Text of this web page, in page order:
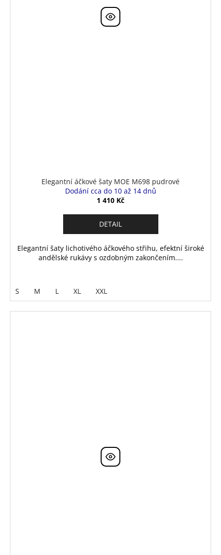
Elegantní áčkové šaty MOE M698 pudrové
Dodání cca do 10 až 14 dnů
1 410 Kč
DETAIL
Elegantní šaty lichotivého áčkového střihu, efektní široké
andělské rukávy s ozdobným zakončením....
S M L XL XXL